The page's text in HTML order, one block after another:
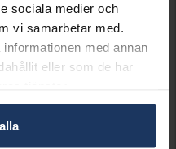
sociala medier och
vi samarbetar med.
med annan
eller som de har